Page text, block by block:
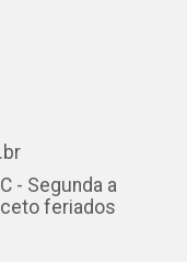
- Segunda a
feriados